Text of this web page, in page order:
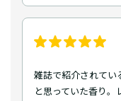
雑誌で紹介されてい
と思っていた香り。